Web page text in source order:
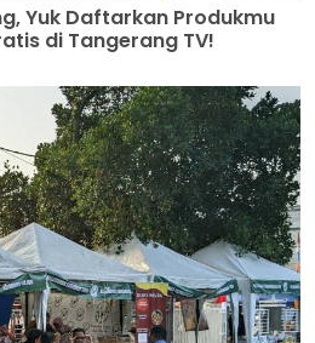
Yuk Daftarkan Produkmu
di Tangerang TV!